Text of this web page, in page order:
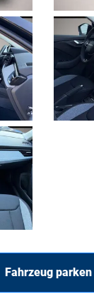
Fahrzeug parken